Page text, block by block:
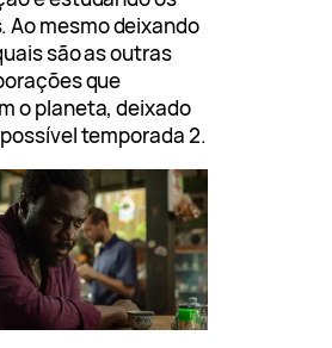
Ao mesmo deixando
são as outras
que
o planeta, deixado
temporada 2.